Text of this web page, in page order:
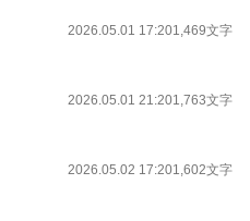
2026.05.01 17:201,469文字
2026.05.01 21:201,763文字
2026.05.02 17:201,602文字